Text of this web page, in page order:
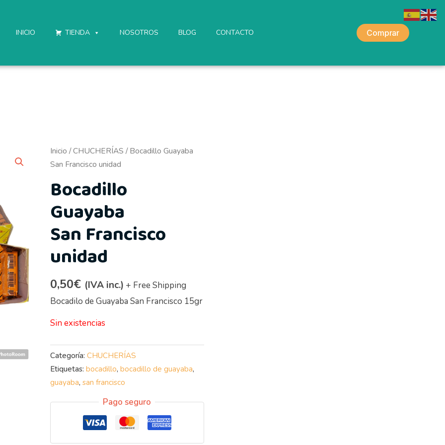
INICIO TIENDA NOSOTROS BLOG CONTACTO Comprar
Inicio /CHUCHERÍAS / Bocadillo Guayaba
San Francisco unidad
Bocadillo
Guayaba
San Francisco
unidad
0,50€ (IVA inc.) + Free Shipping
Bocadilo de Guayaba San Francisco 15gr
Sin existencias
Categoría: CHUCHERÍAS
Etiquetas: bocadillo, bocadillo de guayaba,
guayaba, san francisco
Pago seguro